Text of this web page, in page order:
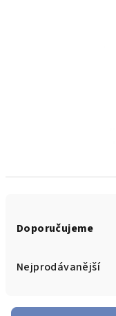
Doporučujeme
Nejprodávanější